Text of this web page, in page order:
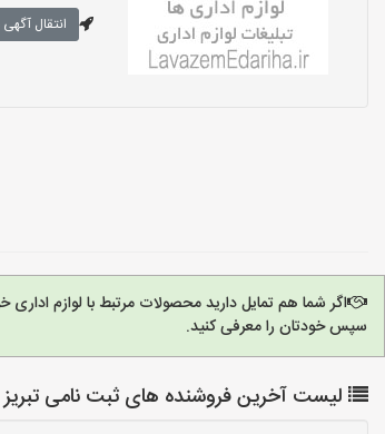
انتقال
اگر شما هم تمایل دارید محصولات مرتبط با لوازم
سپس خودتان را معرفی کنید.
لیست آخرین فروشنده های ثبت نامی تبریز